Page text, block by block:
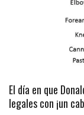
El día en que
legales con ¡un